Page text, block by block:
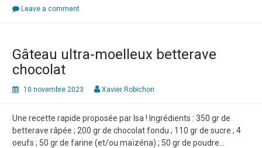
d’hiver
Leave a comment
Gâteau ultra-moelleux betterave
chocolat
10 novembre 2023 Xavier Robichon
Une recette rapide proposée par Isa ! Ingrédients : 350 gr de
betterave râpée ; 200 gr de chocolat fondu ; 110 gr de sucre ; 4
oeufs ; 50 gr de farine (et/ou maïzéna) ; 50 gr de poudre…